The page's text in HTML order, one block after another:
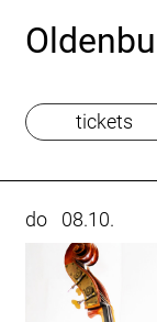
tickets
do 08.10.